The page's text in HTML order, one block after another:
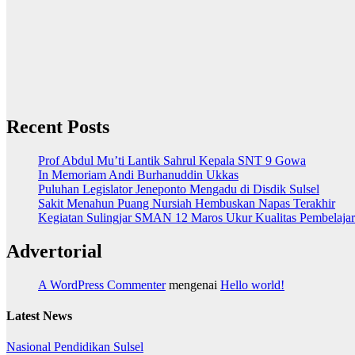
Recent Posts
Prof Abdul Mu’ti Lantik Sahrul Kepala SNT 9 Gowa
In Memoriam Andi Burhanuddin Ukkas
Puluhan Legislator Jeneponto Mengadu di Disdik Sulsel
Sakit Menahun Puang Nursiah Hembuskan Napas Terakhir
Kegiatan Sulingjar SMAN 12 Maros Ukur Kualitas
Advertorial
A WordPress Commentermengenai Hello world!
Latest News
Nasional Pendidikan Sulsel